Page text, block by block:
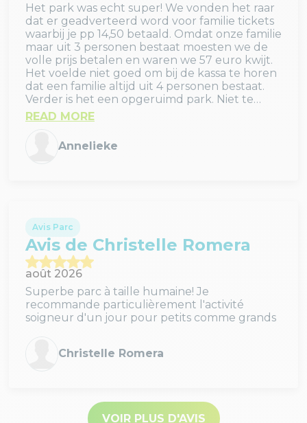
Het park was echt super! We vonden het raar
dat er geadverteerd word voor familie tickets
waarbij je pp 14,50 betaald. Omdat onze familie
maar uit 3 personen bestaat moesten we de
volle prijs betalen en waren we 57 euro kwijt.
Het voelde niet goed om bij de kassa te horen
dat een familie altijd uit 4 personen bestaat.
Verder is het een opgeruimd park. Niet te
druk op een warme maandag waardoor we
alles goed konden zien.
READ MORE
Annelieke
Avis Parc
Avis de Christelle Romera
août 2026
Superbe parc à taille humaine! Je
recommande particulièrement l'activité
soigneur d'un jour pour petits comme grands
Christelle Romera
VOIR PLUS D'AVIS